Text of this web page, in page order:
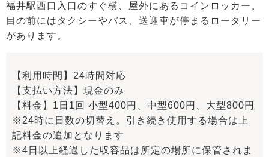
福井駅西口入口のすぐ横、屋外にあるコインロッカー。
目の前にはタクシーやバス、送迎車が停まるロータリー
があります。
【利用時間】24時間対応
【支払い方法】現金のみ
【料金】1日1回 小型400円、中型600円、大型800円
※24時に日数の切替え。引き続き使用する場合は上
記料金の追加となります
※4日以上経過した収容品は所定の場所に保管されま